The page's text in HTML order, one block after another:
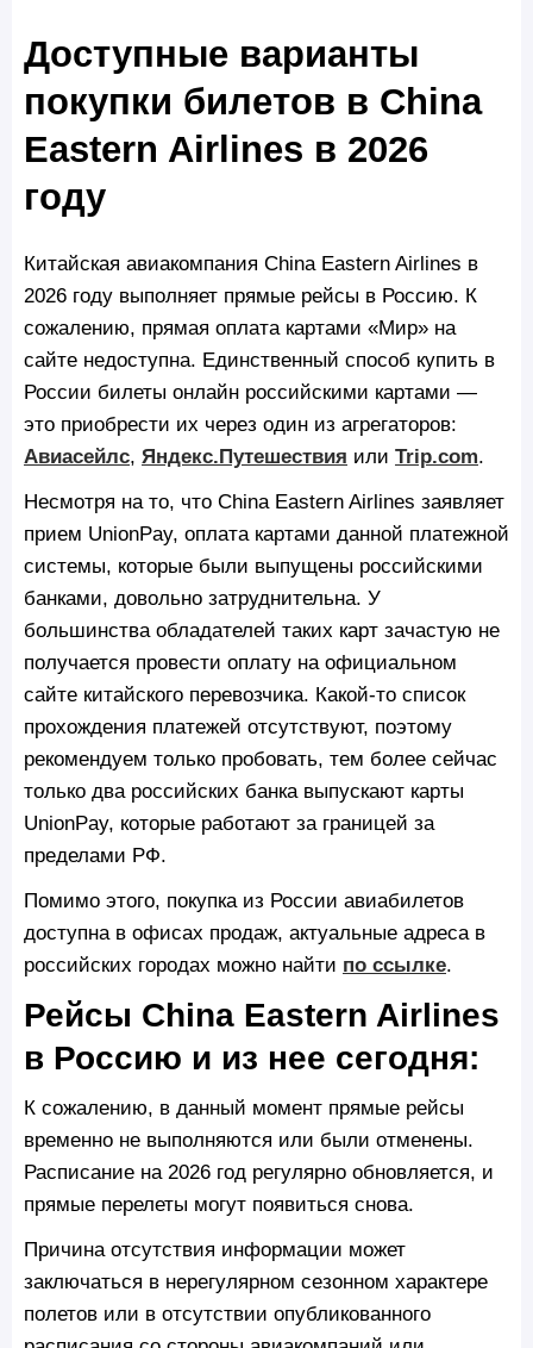
Доступные варианты
покупки билетов в China
Eastern Airlines в 2026
году
Китайская авиакомпания China Eastern Airlines в
2026 году выполняет прямые рейсы в Россию. К
сожалению, прямая оплата картами «Мир» на
сайте недоступна. Единственный способ купить в
России билеты онлайн российскими картами —
это приобрести их через один из агрегаторов:
Авиасейлс, Яндекс.Путешествия или Trip.com.
Несмотря на то, что China Eastern Airlines заявляет
прием UnionPay, оплата картами данной платежной
системы, которые были выпущены российскими
банками, довольно затруднительна. У
большинства обладателей таких карт зачастую не
получается провести оплату на официальном
сайте китайского перевозчика. Какой-то список
прохождения платежей отсутствуют, поэтому
рекомендуем только пробовать, тем более сейчас
только два российских банка выпускают карты
UnionPay, которые работают за границей за
пределами РФ.
Помимо этого, покупка из России авиабилетов
доступна в офисах продаж, актуальные адреса в
российских городах можно найти по ссылке.
Рейсы China Eastern Airlines
в Россию и из нее сегодня:
К сожалению, в данный момент прямые рейсы
временно не выполняются или были отменены.
Расписание на 2026 год регулярно обновляется, и
прямые перелеты могут появиться снова.
Причина отсутствия информации может
заключаться в нерегулярном сезонном характере
полетов или в отсутствии опубликованного